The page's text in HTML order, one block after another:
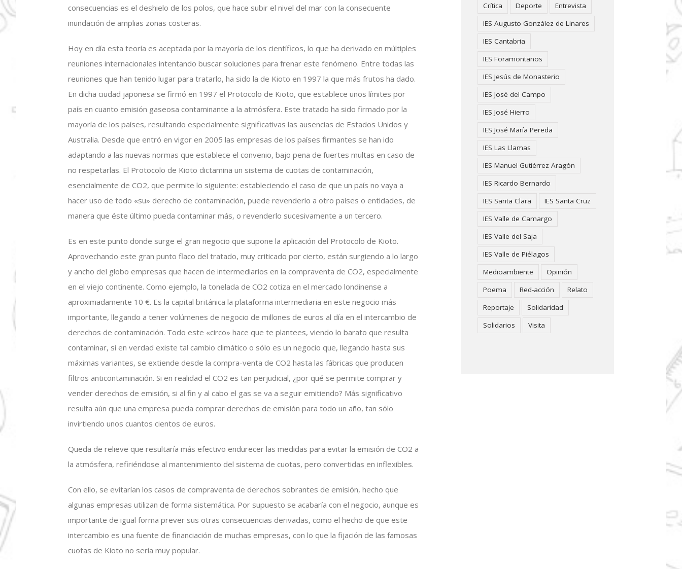
consecuencias es el deshielo de los polos, que hace subir el nivel del mar con la consecuente
inundación de amplias zonas costeras.
Hoy en día esta teoría es aceptada por la mayoría de los científicos, lo que ha derivado en múltiples
reuniones internacionales intentando buscar soluciones para frenar este fenómeno. Entre todas las
reuniones que han tenido lugar para tratarlo, ha sido la de Kioto en 1997 la que más frutos ha dado.
En dicha ciudad japonesa se firmó en 1997 el Protocolo de Kioto, que establece unos límites por
país en cuanto emisión gaseosa contaminante a la atmósfera. Este tratado ha sido firmado por la
mayoría de los países, resultando especialmente significativas las ausencias de Estados Unidos y
Australia. Desde que entró en vigor en 2005 las empresas de los países firmantes se han ido
adaptando a las nuevas normas que establece el convenio, bajo pena de fuertes multas en caso de
no respetarlas. El Protocolo de Kioto dictamina un sistema de cuotas de contaminación,
esencialmente de CO2, que permite lo siguiente: estableciendo el caso de que un país no vaya a
hacer uso de todo «su» derecho de contaminación, puede revenderlo a otro países o entidades, de
manera que éste último pueda contaminar más, o revenderlo sucesivamente a un tercero.
Es en este punto donde surge el gran negocio que supone la aplicación del Protocolo de Kioto.
Aprovechando este gran punto flaco del tratado, muy criticado por cierto, están surgiendo a lo largo
y ancho del globo empresas que hacen de intermediarios en la compraventa de CO2, especialmente
en el viejo continente. Como ejemplo, la tonelada de CO2 cotiza en el mercado londinense a
aproximadamente 10 €. Es la capital británica la plataforma intermediaria en este negocio más
importante, llegando a tener volúmenes de negocio de millones de euros al día en el intercambio de
derechos de contaminación. Todo este «circo» hace que te plantees, viendo lo barato que resulta
contaminar, si en verdad existe tal cambio climático o sólo es un negocio que, llegando hasta sus
máximas variantes, se extiende desde la compra-venta de CO2 hasta las fábricas que producen
filtros anticontaminación. Si en realidad el CO2 es tan perjudicial, ¿por qué se permite comprar y
vender derechos de emisión, si al fin y al cabo el gas se va a seguir emitiendo? Más significativo
resulta aún que una empresa pueda comprar derechos de emisión para todo un año, tan sólo
invirtiendo unos cuantos cientos de euros.
Queda de relieve que resultaría más efectivo endurecer las medidas para evitar la emisión de CO2 a
la atmósfera, refiriéndose al mantenimiento del sistema de cuotas, pero convertidas en inflexibles.
Con ello, se evitarían los casos de compraventa de derechos sobrantes de emisión, hecho que
algunas empresas utilizan de forma sistemática. Por supuesto se acabaría con el negocio, aunque es
importante de igual forma prever sus otras consecuencias derivadas, como el hecho de que este
intercambio es una fuente de financiación de muchas empresas, con lo que la fijación de las famosas
cuotas de Kioto no sería muy popular.
Crítica
Deporte
Entrevista
IES Augusto González de Linares
IES Cantabria
IES Foramontanos
IES Jesús de Monasterio
IES José del Campo
IES José Hierro
IES José María Pereda
IES Las Llamas
IES Manuel Gutiérrez Aragón
IES Ricardo Bernardo
IES Santa Clara
IES Santa Cruz
IES Valle de Camargo
IES Valle del Saja
IES Valle de Piélagos
Medioambiente
Opinión
Poema
Red-acción
Relato
Reportaje
Solidaridad
Solidarios
Visita